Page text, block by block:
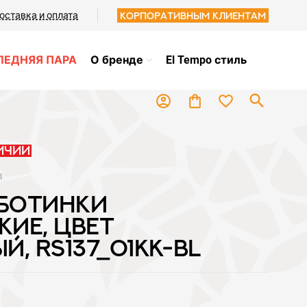
и оплата Корпоративным клиентам
ПАРА О бренде El Tempo стиль
account_circle shopping_bag favorite_border search
ЦВЕТ
RS137_01KK-BL